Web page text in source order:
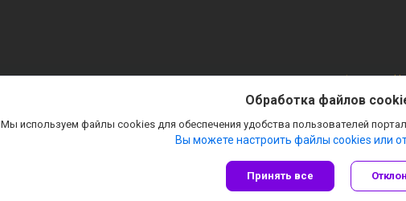
Сайт создан на платформе
Политика обработки файлов cookies
Обработка файлов
Мы используем файлы cookies для обеспечения удобства пользователей
Вы можете настроить файлы cookies или
Принять все
ТАБЛИЧКИ. СТЕНДЫ. ВСЕ ДЛЯ ОФОРМЛЕНИЯ. |
Select Language ▼